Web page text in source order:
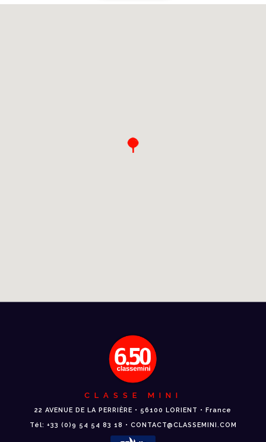
CLASSE MINI
22 AVENUE DE LA PERRIÈRE • 56100 LORIENT • France
Tél: +33 (0)9 54 54 83 18 • CONTACT@CLASSEMINI.COM